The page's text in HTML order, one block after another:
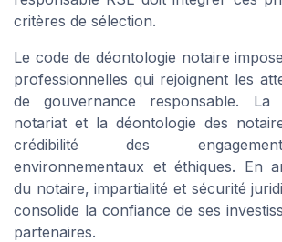
critères de sélection.
Le code de déontologie notaire
professionnelles qui rejoignent les
de gouvernance responsable. La
notariat et la déontologie des
crédibilité des
environnementaux et éthiques. En
du notaire, impartialité et sécurité
consolide la confiance de ses
partenaires.